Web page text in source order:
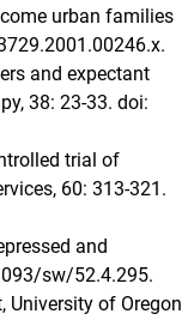
urban families
and expectant
38: 23-33. doi:
trial of
60: 313-321.
and
sw/52.4.295.
University of Oregon